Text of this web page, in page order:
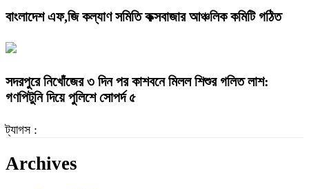
বাংলাদেশ এফ,জি কল্যাণ সমিতি কক্সবাজার আঞ্চলিক কমিটি গঠিত
সদরপুরে নিখোঁজের ৩ দিন পর কাশবনে মিলল শিশুর গলিত লাশ:
গণপিটুনি দিয়ে পুলিশে সোপর্দ ৫
ট্যাগস :
Archives